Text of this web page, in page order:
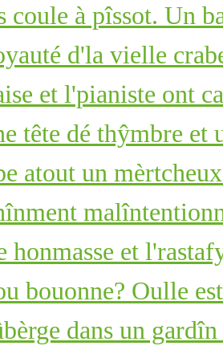
coule à pîssot. Un
d'la vielle
et l'pianiste ont
tête dé thŷmbre et
atout un
honmasse et
bouonne? Oulle
dans un